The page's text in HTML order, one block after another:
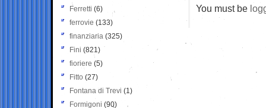
You must be
Ferretti (6)
ferrovie (133)
finanziaria (325)
Fini (821)
fioriere (5)
Fitto (27)
Fontana di Trevi (1)
Formigoni (90)